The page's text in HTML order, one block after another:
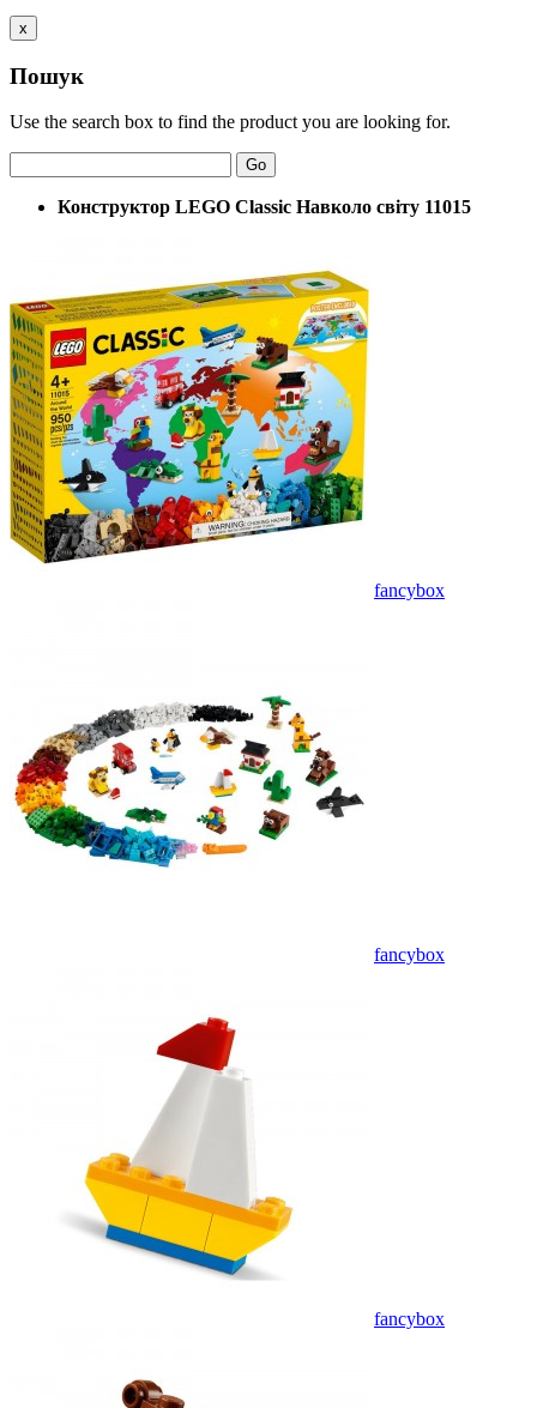
x
Пошук
Use the search box to find the product you are looking for.
Go
Конструктор LEGO Classic Навколо світу 11015
fancybox
fancybox
fancybox